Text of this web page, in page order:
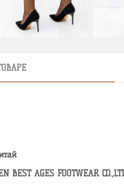
BEST AGES FOOTWEAR